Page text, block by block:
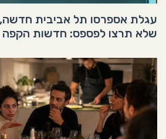
עגלת אספרסו תל אביבית חדשה,
שלא תרצו לפספס: חדשות הקפה